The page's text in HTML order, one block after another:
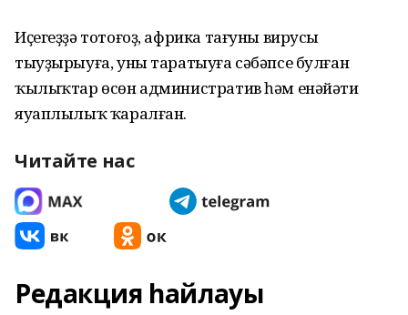
Иҫегеҙҙә тотоғоҙ, африка тағуны вирусы
тыуҙырыуға, уны таратыуға сәбәпсе булған
ҡылыҡтар өсөн административ һәм енәйәти
яуаплылыҡ ҡаралған.
Читайте нас
Редакция һайлауы